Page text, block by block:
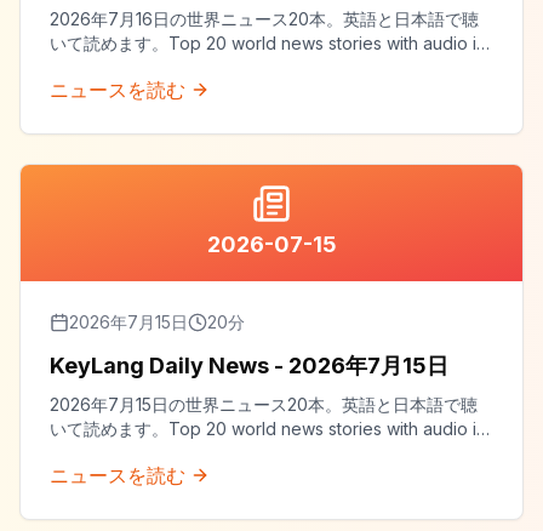
2026年7月16日の世界ニュース20本。英語と日本語で聴
いて読めます。Top 20 world news stories with audio in
ニュースを読む
2026-07-15
2026年7月15日 20分
KeyLang Daily News - 2026年7月15日
2026年7月15日の世界ニュース20本。英語と日本語で聴
いて読めます。Top 20 world news stories with audio in
ニュースを読む